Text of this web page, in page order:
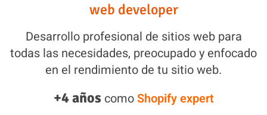
web developer
Desarrollo profesional de sitios web para
todas las necesidades, preocupado y enfocado
en el rendimiento de tu sitio web.
+4 años comoShopify expert